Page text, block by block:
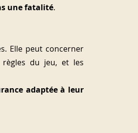
une fatalité.
du jeu, et les
adaptée à leur